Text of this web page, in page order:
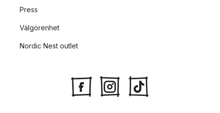
Press
Välgörenhet
Nordic Nest outlet